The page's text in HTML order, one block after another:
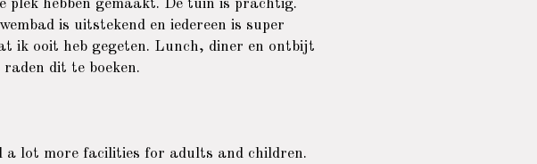
plek hebben gemaakt. De tuin is prachtig.
is uitstekend en iedereen is super
ik ooit heb gegeten. Lunch, diner en ontbijt
dit te boeken.
a lot more facilities for adults and children.